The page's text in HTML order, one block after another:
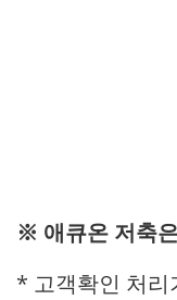
※ 애큐온 저축
* 고객확인 처리